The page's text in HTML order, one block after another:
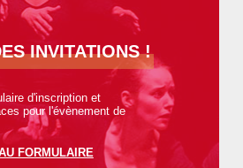
INVITATIONS !
d'inscription et
pour l'évènement de
FORMULAIRE